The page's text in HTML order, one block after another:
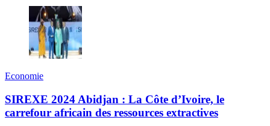
Economie
SIREXE 2024 Abidjan : La Côte d’Ivoire, le
carrefour africain des ressources extractives